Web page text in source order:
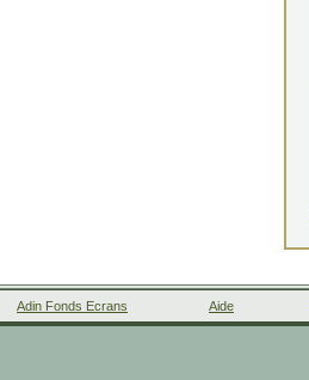
Adin Fonds Ecrans Aide